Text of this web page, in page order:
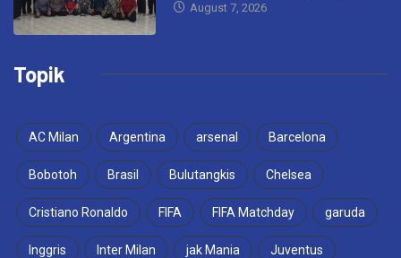
August 7, 2026
Topik
AC Milan Argentina arsenal Barcelona
Bobotoh Brasil Bulutangkis Chelsea
Cristiano Ronaldo FIFA FIFA Matchday garuda
Inggris Inter Milan jak Mania Juventus